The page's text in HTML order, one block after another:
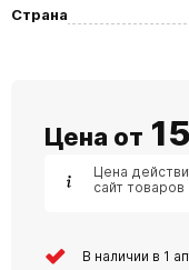
Страна
Цена от
Цена
сайт товаров
В наличии в 1